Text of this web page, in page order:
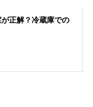
正解？冷蔵庫での